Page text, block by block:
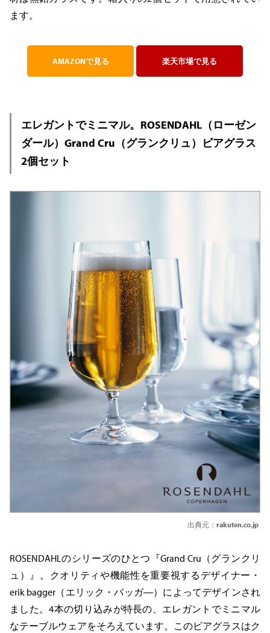
ます。
AMAZONで見る 楽天市場で見る
エレガントでミニマル。ROSENDAHL（ローゼン
ダール）Grand Cru（グランクリュ）ビアグラス
2個セット
出典元： rakuten.co.jp
ROSENDAHLのシリーズのひとつ『Grand Cru（グランクリ
ュ）』。クオリティや機能性を重要視するデザイナー・
erik bagger（エリック・バッガ―）によってデザインされ
ました。4本の切り込みが特長の、エレガントでミニマル
なテーブルウェアをそろえています。このビアグラスはク